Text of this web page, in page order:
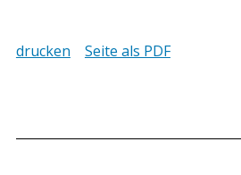
drucken Seite als PDF